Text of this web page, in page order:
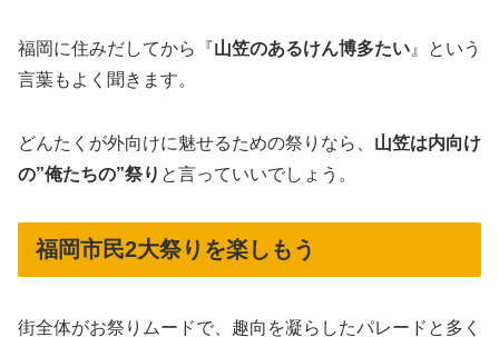
福岡に住みだしてから『山笠のあるけん博多たい 』という
言葉もよく聞きます。
どんたくが外向けに魅せるための祭りなら、 山笠は内向け
の”俺たちの”祭り と言っていいでしょう。
福岡市民2大祭りを楽しもう
街全体がお祭りムードで、趣向を凝らしたパレードと多く